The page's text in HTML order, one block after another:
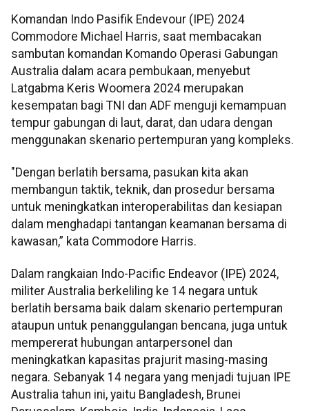
Komandan Indo Pasifik Endevour (IPE) 2024
Commodore Michael Harris, saat membacakan
sambutan komandan Komando Operasi Gabungan
Australia dalam acara pembukaan, menyebut
Latgabma Keris Woomera 2024 merupakan
kesempatan bagi TNI dan ADF menguji kemampuan
tempur gabungan di laut, darat, dan udara dengan
menggunakan skenario pertempuran yang kompleks.
"Dengan berlatih bersama, pasukan kita akan
membangun taktik, teknik, dan prosedur bersama
untuk meningkatkan interoperabilitas dan kesiapan
dalam menghadapi tantangan keamanan bersama di
kawasan,” kata Commodore Harris.
Dalam rangkaian Indo-Pacific Endeavor (IPE) 2024,
militer Australia berkeliling ke 14 negara untuk
berlatih bersama baik dalam skenario pertempuran
ataupun untuk penanggulangan bencana, juga untuk
mempererat hubungan antarpersonel dan
meningkatkan kapasitas prajurit masing-masing
negara. Sebanyak 14 negara yang menjadi tujuan IPE
Australia tahun ini, yaitu Bangladesh, Brunei